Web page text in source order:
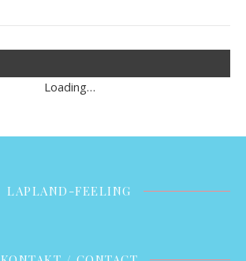
Loading…
LAPLAND-FEELING